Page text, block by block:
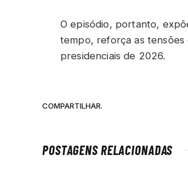
O episódio, portanto,
tempo, reforça as tensões
presidenciais de 2026.
COMPARTILHAR.
POSTAGENS RELACIONADAS